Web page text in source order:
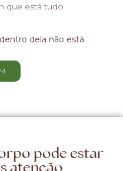
que está tudo
dela não está
pode estar